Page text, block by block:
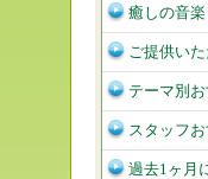
癒しの音楽
ご提供い
テーマ別
スタッフ
過去1ヶ月